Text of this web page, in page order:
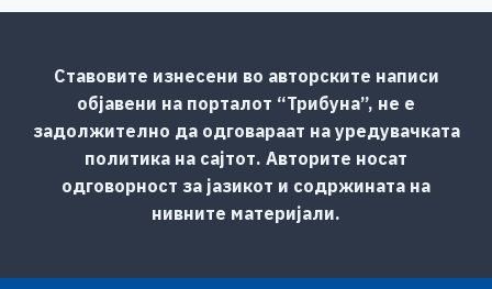
Ставовите изнесени во авторските написи
објавени на порталот “Трибуна”, не е
задолжително да одговараат на уредувачката
политика на сајтот. Авторите носат
одговорност за јазикот и содржината на
нивните материјали.